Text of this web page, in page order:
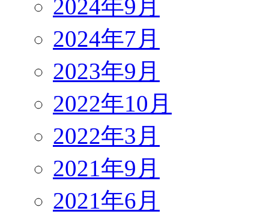
2024年9月
2024年7月
2023年9月
2022年10月
2022年3月
2021年9月
2021年6月